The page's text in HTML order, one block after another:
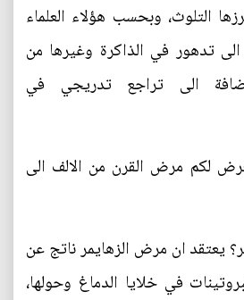
التلوث، وبحسب هؤلاء العلماء
تدهور في الذاكرة وغيرها من
الى تراجع تدريجي في
لكم مرض القرن من الالف الى
يعتقد ان مرض الزهايمر ناتج عن
في خلايا الدماغ وحولها،